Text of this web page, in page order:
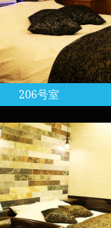
206号室